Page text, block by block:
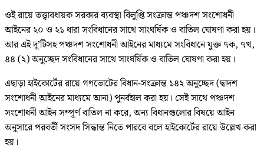
ওই রায়ে তত্ত্বাবধায়ক সরকার ব্যবস্থা বিলুপ্তি সংক্রান্ত পঞ্চদশ সংশোধনী
আইনের ২০ ও ২১ ধারা সংবিধানের সাথে সাংঘর্ষিক ও বাতিল ঘোষণা করা হয়।
আর এই দু’টিসহ পঞ্চদশ সংশোধনী আইনের মাধ্যমে সংবিধানে যুক্ত ৭ক, ৭খ,
৪৪ (২) অনুচ্ছেদ সংবিধানের সাথে সাংঘর্ষিক ও বাতিল ঘোষণা করা হয়।
এছাড়া হাইকোর্টের রায়ে গণভোটের বিধান-সংক্রান্ত ১৪২ অনুচ্ছেদ (দ্বাদশ
সংশোধনী আইনের মাধ্যমে আনা) পুনর্বহাল করা হয়। সেই সাথে পঞ্চদশ
সংশোধনী আইন সম্পূর্ণ বাতিল না করে, অন্য বিধানগুলোর বিষয়ে আইন
অনুসারে পরবর্তী সংসদ সিদ্ধান্ত নিতে পারবে বলে হাইকোর্টের রায়ে উল্লেখ করা
হয়।